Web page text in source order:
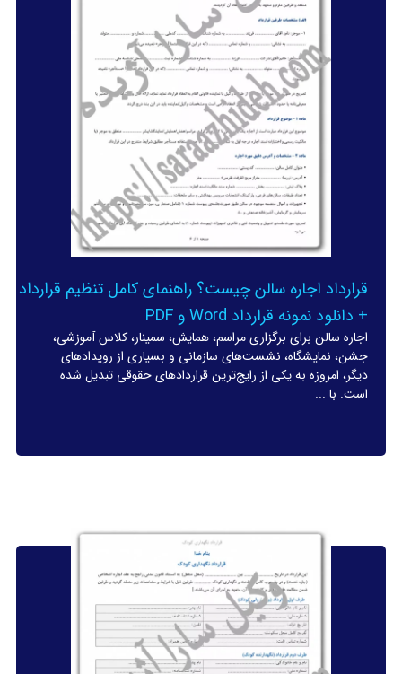
قرارداد اجاره سالن چیست؟ راهنمای کامل تنظیم قرارداد
+ دانلود نمونه قرارداد Word و PDF
اجاره سالن برای برگزاری مراسم، همایش، سمینار، کلاس آموزشی،
جشن، نمایشگاه، نشست‌های سازمانی و بسیاری از رویدادهای
دیگر، امروزه به یکی از رایج‌ترین قراردادهای حقوقی تبدیل شده
است. با ...